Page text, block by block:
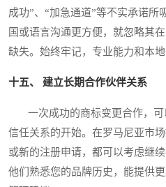
成功”、“加急通道”等不实承诺所
国或语言沟通更方便，就忽略其
缺失。始终牢记，专业能力和本地
十五、 建立长期合作伙伴关系
一次成功的商标变更合作，可
信任关系的开始。在罗马尼亚市
或新的注册申请，都可以考虑继
他们熟悉您的品牌历史，能提供